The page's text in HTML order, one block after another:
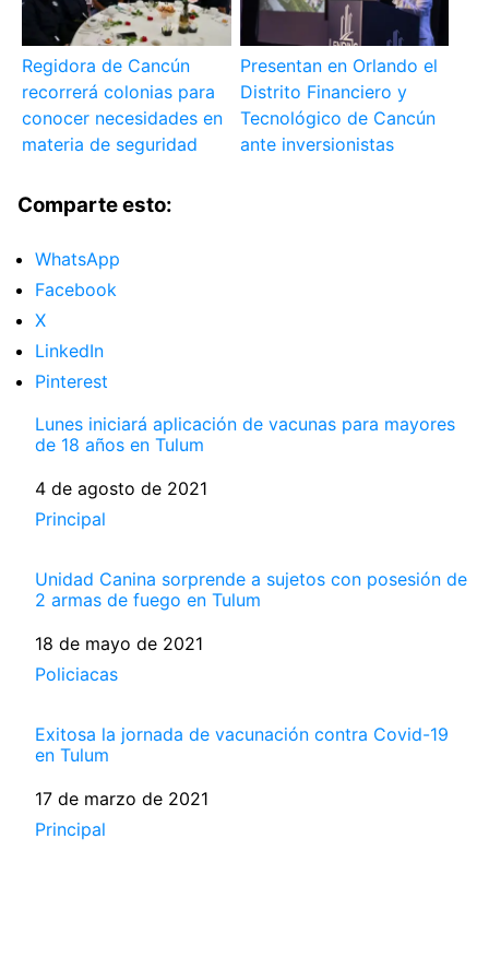
Regidora de Cancún
recorrerá colonias para
conocer necesidades en
materia de seguridad
Presentan en Orlando el
Distrito Financiero y
Tecnológico de Cancún
ante inversionistas
Comparte esto:
WhatsApp
Facebook
X
LinkedIn
Pinterest
Lunes iniciará aplicación de vacunas para mayores
de 18 años en Tulum
Fecha
4 de agosto de 2021
Respecto a
Principal
Unidad Canina sorprende a sujetos con posesión de
2 armas de fuego en Tulum
Fecha
18 de mayo de 2021
Respecto a
Policiacas
Exitosa la jornada de vacunación contra Covid-19
en Tulum
Fecha
17 de marzo de 2021
Respecto a
Principal